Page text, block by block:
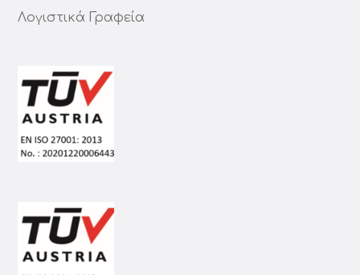
Λογιστικά Γραφεία